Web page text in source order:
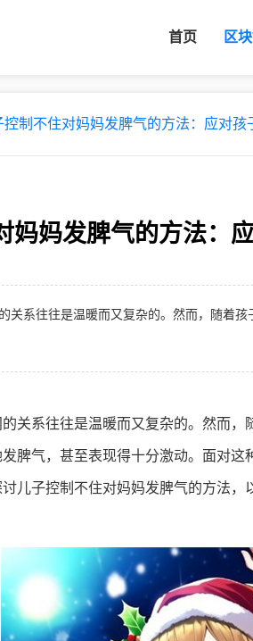
首页 区
控制不住对妈妈发脾气的方法：应对孩
妈妈发脾气的方法：
关系往往是温暖而又复杂的。然而，随着
关系往往是温暖而又复杂的。然而
脾气，甚至表现得十分激动。面对
儿子控制不住对妈妈发脾气的方法